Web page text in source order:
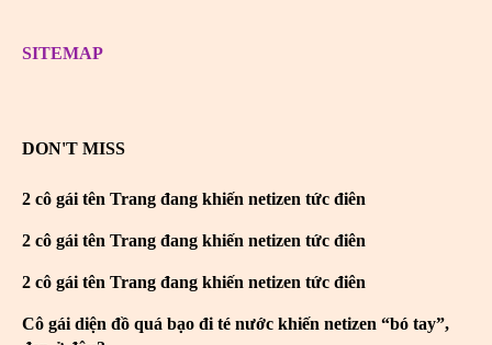
SITEMAP
DON'T MISS
2 cô gái tên Trang đang khiến netizen tức điên
2 cô gái tên Trang đang khiến netizen tức điên
2 cô gái tên Trang đang khiến netizen tức điên
Cô gái diện đồ quá bạo đi té nước khiến netizen “bó tay”,